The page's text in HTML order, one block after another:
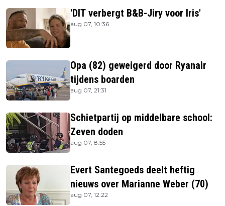
'DIT verbergt B&B-Jiry voor Iris'
aug 07, 10:36
Opa (82) geweigerd door Ryanair
tijdens boarden
aug 07, 21:31
Schietpartij op middelbare school:
Zeven doden
aug 07, 8:55
Evert Santegoeds deelt heftig
nieuws over Marianne Weber (70)
aug 07, 12:22